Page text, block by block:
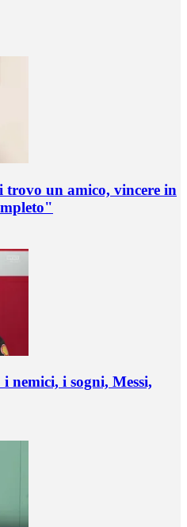
trovo un amico, vincere in
nemici, i sogni, Messi,